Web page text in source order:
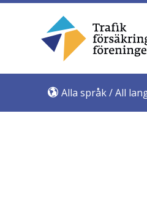
Alla språk / All